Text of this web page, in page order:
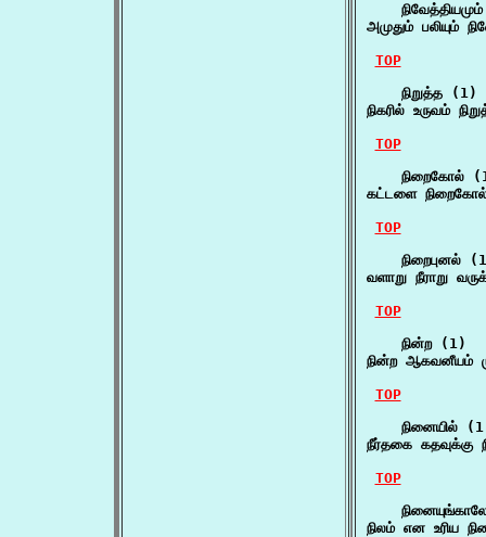
அமுதும் பலியும்
TOP
    நிறுத்த (1)
நிகரில் உருவம்
TOP
நிறைகோல்
கட்டளை
TOP
நிறைபுனல்
வளாறு நீராறு
TOP
    நின்ற (1)
நின்ற ஆகவனீயம்
TOP
நினையில்
நீர்தகை
TOP
நிலம் என உரிய